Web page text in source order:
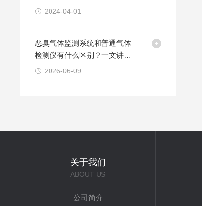
2024-04-01
恶臭气体监测系统和普通气体
检测仪有什么区别？一文讲明
白
2026-06-09
关于我们
ABOUT US
公司简介